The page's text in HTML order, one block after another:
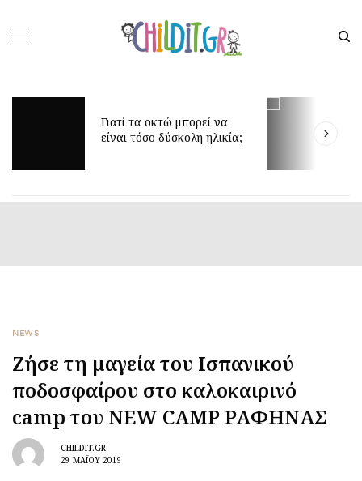
Γιατί τα οκτώ μπορεί να
είναι τόσο δύσκολη ηλικία;
NEWS
Ζήσε τη μαγεία του Ισπανικού
ποδοσφαίρου στο καλοκαιρινό
camp του NEW CAMP ΡΑΦΗΝΑΣ
CHILDIT.GR
29 ΜΑΪ́ΟΥ 2019